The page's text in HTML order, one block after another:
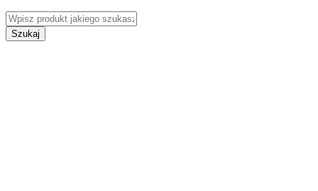
Szukaj